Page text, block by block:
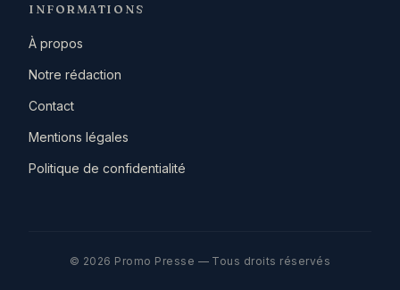
INFORMATIONS
À propos
Notre rédaction
Contact
Mentions légales
Politique de confidentialité
© 2026 Promo Presse — Tous droits réservés